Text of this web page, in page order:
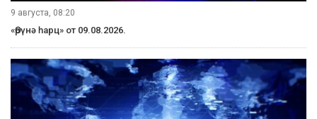
9 августа, 08:20
«Өрүнә һарц» от 09.08.2026.